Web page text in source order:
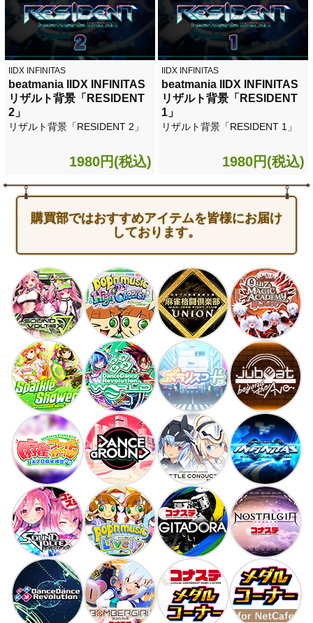
IIDX INFINITAS
beatmania IIDX INFINITAS
リザルト背景「RESIDENT
2」
リザルト背景「RESIDENT 2」
1980円(税込)
IIDX INFINITAS
beatmania IIDX INFINITAS
リザルト背景「RESIDENT
1」
リザルト背景「RESIDENT 1」
1980円(税込)
購買部ではおすすめアイテムを皆様にお届け
しております。